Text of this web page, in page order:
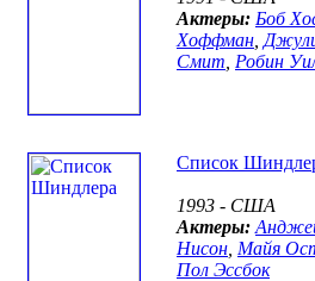
Актеры: Боб
Хоффман
Смит Робин
Список
1993 - США
Актеры:
Нисон Майя
Пол Эссбок